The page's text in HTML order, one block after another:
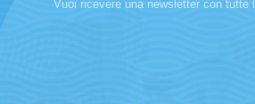
Vuoi ricevere una newsletter con